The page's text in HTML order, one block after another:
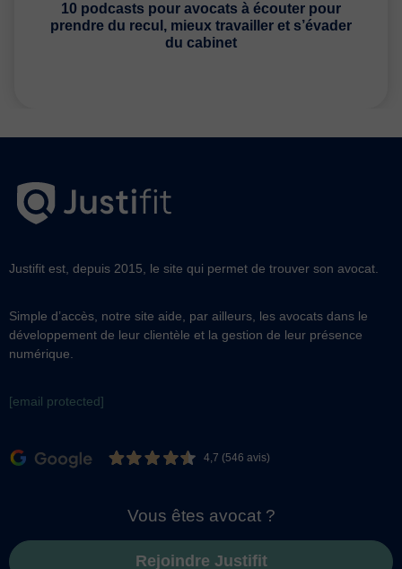
10 podcasts pour avocats à écouter pour
prendre du recul, mieux travailler et s’évader
du cabinet
Justifit est, depuis 2015, le site qui permet de trouver son avocat.
Simple d’accès, notre site aide, par ailleurs, les avocats dans le
développement de leur clientèle et la gestion de leur présence
numérique.
[email protected]
4,7 (546 avis)
Vous êtes avocat ?
Rejoindre Justifit